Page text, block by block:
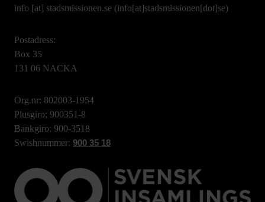
info [at] stadsmissionen.se (info[at]stadsmissionen[dot]se)
Postadress:
Box 35
131 06 NACKA
Org.nr: 802003-1954
Plusgiro: 900351-8
Bankgiro: 900-3518
Swishnummer: 900 35 18